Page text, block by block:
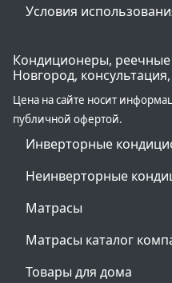
Условия
Кондиционеры,
Новгород,
Цена на сайте носит
публичной офертой.
Инверторные
Неинверторные
Матрасы
Матрасы каталог
Товары для дома